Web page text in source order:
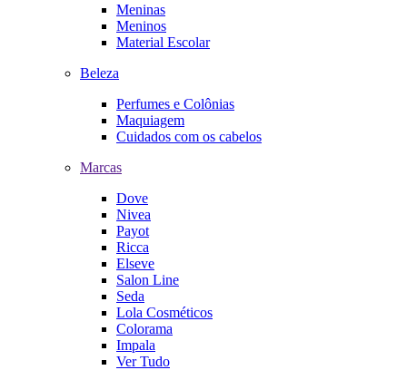
Meninas
Meninos
Material Escolar
Beleza
Perfumes e Colônias
Maquiagem
Cuidados com os cabelos
Marcas
Dove
Nivea
Payot
Ricca
Elseve
Salon Line
Seda
Lola Cosméticos
Colorama
Impala
Ver Tudo